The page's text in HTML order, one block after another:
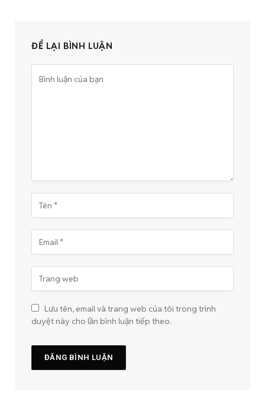
ĐỂ LẠI BÌNH LUẬN
Lưu tên, email và trang web của tôi trong trình
duyệt này cho lần bình luận tiếp theo.